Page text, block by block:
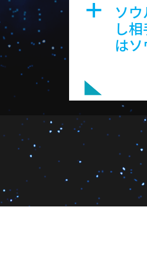
a
ソ
し
は